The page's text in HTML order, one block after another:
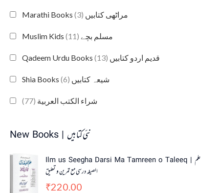
Marathi Books مراٹھی کتابیں (3)
Muslim Kids مسلم بچے (11)
Qadeem Urdu Books قدیم اردو کتابیں (13)
Shia Books شیعہ کتابیں (6)
شراء الكتب العربية (77)
New Books | نئی کتابیں
Ilm us Seegha Darsi Ma Tamreen o Taleeq | علم
الصیغہ درسی مع تمرین و تعلیق
₹220.00